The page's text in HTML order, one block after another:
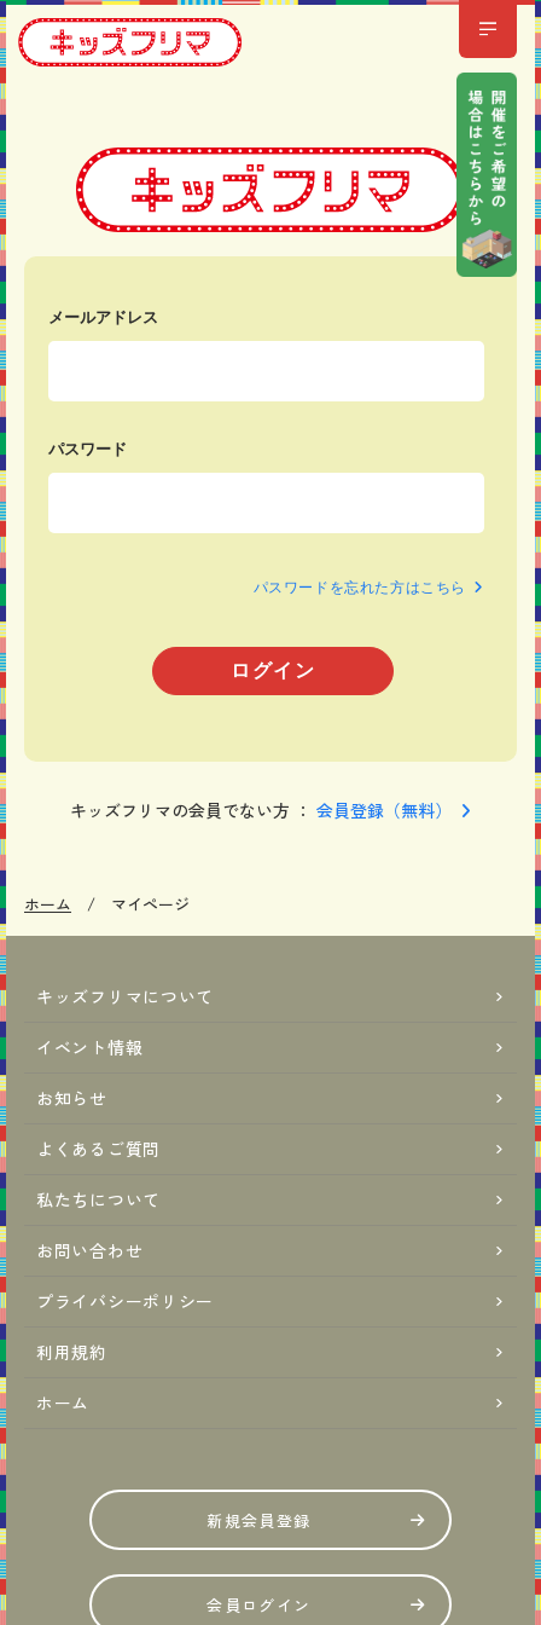
メールアドレス
パスワード
パスワードを忘れた方はこちら
キッズフリマの会員でない方 ： 会員登録（無料）
ホーム マイページ
キッズフリマについて
イベント情報
お知らせ
よくあるご質問
私たちについて
お問い合わせ
プライバシーポリシー
利用規約
ホーム
新規会員登録
会員ログイン